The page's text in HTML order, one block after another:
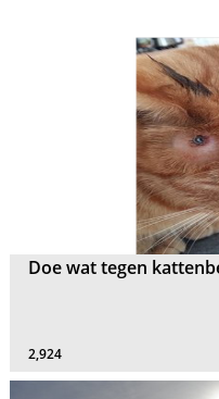
Doe wat tegen
2,924